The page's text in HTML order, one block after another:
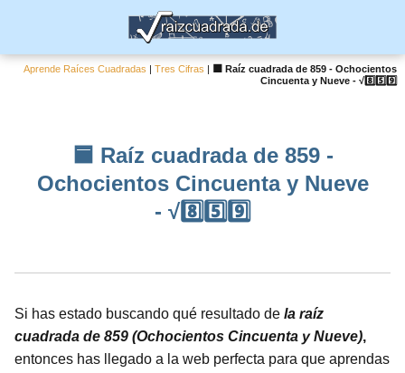
Aprende Raíces Cuadradas |Tres Cifras |
🟦 Raíz cuadrada de 859 - Ochocientos
Cincuenta y Nueve - √8️⃣5️⃣9️⃣
🟦 Raíz cuadrada de 859 -
Ochocientos Cincuenta y Nueve
- √8️⃣5️⃣9️⃣
Si has estado buscando qué resultado de la raíz
cuadrada de 859 (Ochocientos Cincuenta y Nueve),
entonces has llegado a la web perfecta para que aprendas